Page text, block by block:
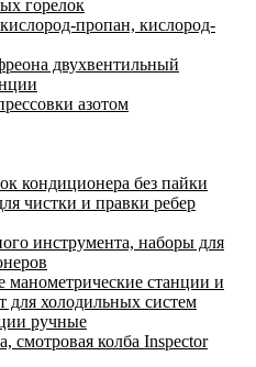
горелок
пропан, кислород-
двухвентильный
азотом
кондиционера без пайки
чистки и правки ребер
инструмента, наборы для
станции и
для холодильных систем
ручные
смотровая колба Inspector